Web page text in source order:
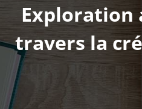
Exploration
travers la